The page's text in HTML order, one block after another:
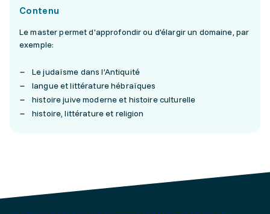
Contenu
Le master permet d'approfondir ou d'élargir un domaine, par
exemple:
Le judaïsme dans l’Antiquité
langue et littérature hébraïques
histoire juive moderne et histoire culturelle
histoire, littérature et religion